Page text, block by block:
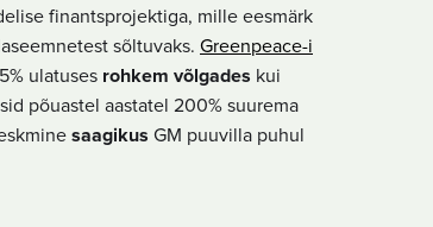
finantsprojektiga, mille eesmärk
sõltuvaks. Greenpeace-i
ulatuses rohkem võlgades kui
põuastel aastatel 200% suurema
saagikus GM puuvilla puhul